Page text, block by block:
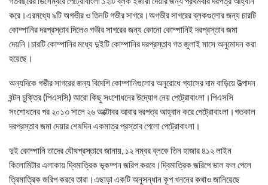
করে।এরমধ্যে ৯টি অগভীর ও তিনটি গভীর সাগরে।অগভীর সাগরের ব্লকগুলোর জন্য চারটি
কোম্পানির দরপ্রস্তাব দিলেও গভীর সাগরের জন্য কোনো কোম্পানিই দরপ্রস্তাব জমা
দেয়নি।চারটি কোম্পানির মধ্যে দুইটি কোম্পানির দরপ্রস্তাব গত জুলাই মাসে অনুমোদন করা
হয়েছে।
অন্যদিকে গভীর সাগরের জন্য বিদেশি কোম্পানিগুলোর অনুরোধে গ্যাসের দাম বাড়িয়ে উত্পাদন
বন্টন চুক্তির (পিএসসি) আরো কিছু সংশোধনের উদ্যোগ নেয় পেট্রোবাংলা।পিএসসি
সংশোধনের পর ২০১৩ সালে ২৬ অক্টোবর আবার দরপত্র আহ্বান করে পেট্রোবাংলা।গতকাল
দরপ্রস্তাব জমা দেয়ার শেষদিন একমাত্র প্রস্তাব পেলো পেট্রোবাংলা।
দুই কোম্পানি তাদের যৌথপ্রস্তাবে জানায়, ১২ নম্বর ব্লকে তিন হাজার ৪১২ লাইন
কিলোমিটার এলাকায় দ্বিমাত্রিক ভূকম্পন জরিপ করবে।দ্বিমাত্রিক জরিপে ভাল ফল পেলে
ত্রিমাত্রিক জরিপ করবে তারা।এছাড়া একটি অনুসন্ধান কূপ খননের কথাও জানিয়েছে